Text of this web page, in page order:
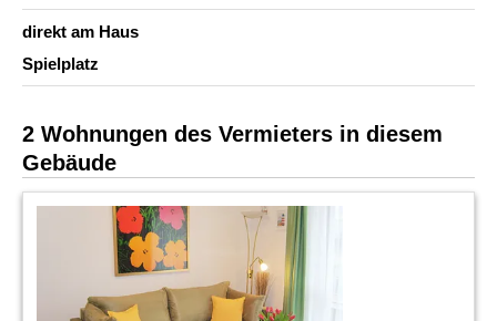
direkt am Haus
Spielplatz
2 Wohnungen des Vermieters in diesem
Gebäude